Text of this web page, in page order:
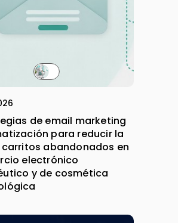
de email marketing
para reducir la
abandonados en
electrónico
y de cosmética